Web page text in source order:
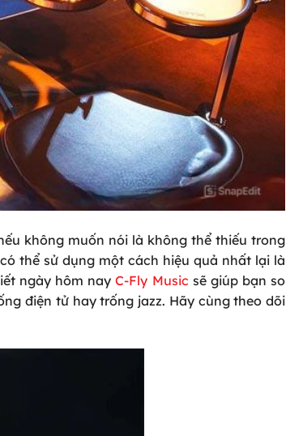
không muốn nói là không thể thiếu trong
thể sử dụng một cách hiệu quả nhất lại là
ngày hôm nayC-Fly Music sẽ giúp bạn so
điện tử hay trống jazz. Hãy cùng theo dõi